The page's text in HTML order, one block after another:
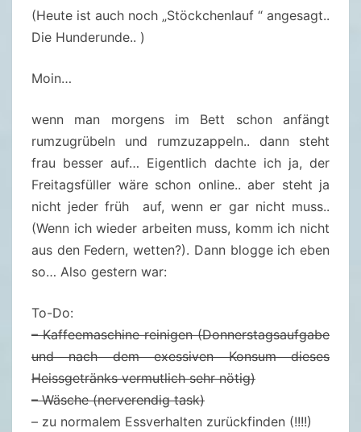
B
1
2
.
2
0
1
8
(Heute ist auch noch „Stöckchenlauf “ angesagt..
Die Hunderunde.. )
Moin…
wenn man morgens im Bett schon anfängt
rumzugrübeln und rumzuzappeln.. dann steht
frau besser auf… Eigentlich dachte ich ja, der
Freitagsfüller wäre schon online.. aber steht ja
nicht jeder früh auf, wenn er gar nicht muss..
(Wenn ich wieder arbeiten muss, komm ich nicht
aus den Federn, wetten?). Dann blogge ich eben
so… Also gestern war:
To-Do:
– Kaffeemaschine reinigen (Donnerstagsaufgabe
und nach dem exessiven Konsum dieses
Heissgetränks vermutlich sehr nötig)
– Wäsche (nerverendig task)
– zu normalem Essverhalten zurückfinden (!!!!)